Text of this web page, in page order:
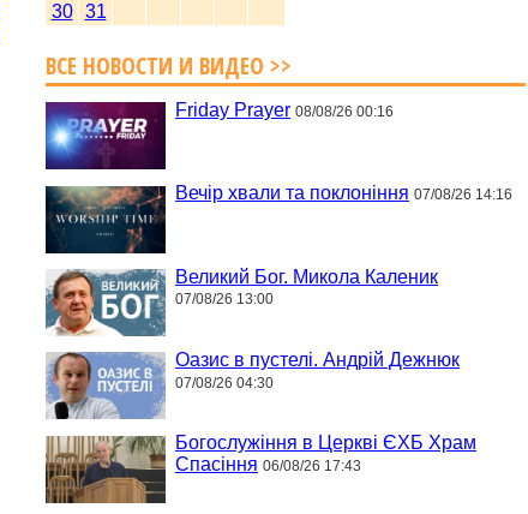
30
31
ВСЕ НОВОСТИ И ВИДЕО >>
Friday Prayer 08/08/26 00:16
Вечір хвали та поклоніння 07/08/26 14:16
Великий Бог. Микола Каленик
07/08/26 13:00
Оазис в пустелі. Андрій Дежнюк
07/08/26 04:30
Богослужіння в Церкві ЄХБ Храм
Спасіння 06/08/26 17:43